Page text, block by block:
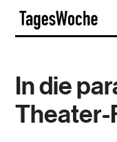
Skip
content
In die
Theater-